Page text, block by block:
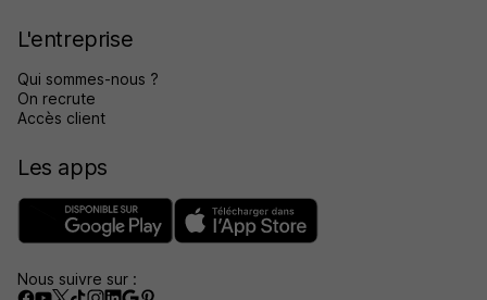
L'entreprise
Qui sommes-nous ?
On recrute
Accès client
Les apps
Nous suivre sur :